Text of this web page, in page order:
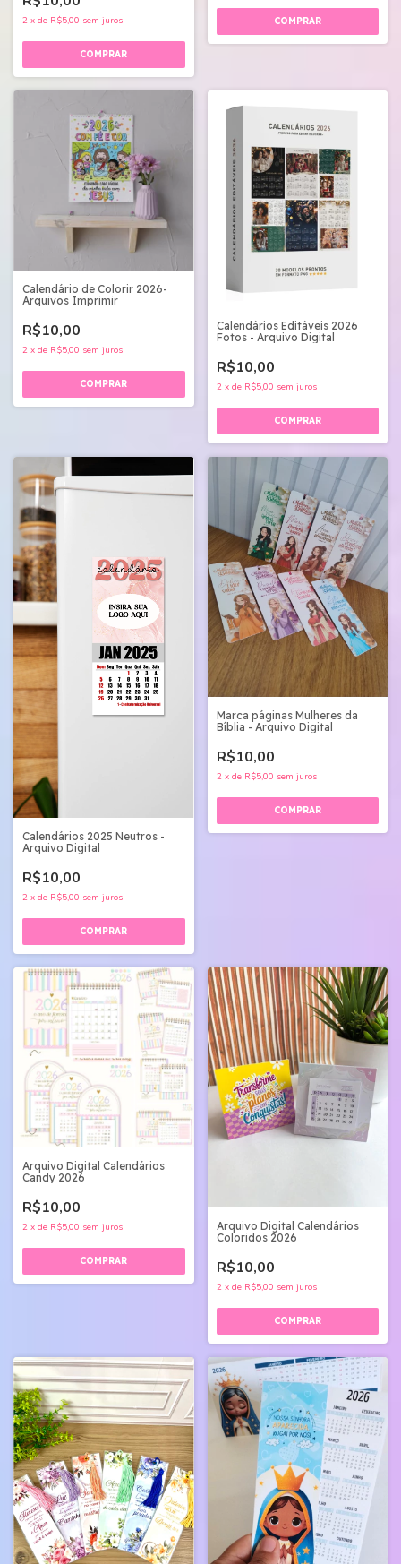
2 x de R$5,00 sem juros
Calendário de Colorir 2026-
Arquivos Imprimir
R$10,00
2 x de R$5,00 sem juros
Calendários Editáveis 2026
Fotos - Arquivo Digital
R$10,00
2 x de R$5,00 sem juros
Calendários 2025 Neutros -
Arquivo Digital
R$10,00
2 x de R$5,00 sem juros
Marca páginas Mulheres da
Bíblia - Arquivo Digital
R$10,00
2 x de R$5,00 sem juros
Arquivo Digital Calendários
Candy 2026
R$10,00
2 x de R$5,00 sem juros
Arquivo Digital Calendários
Coloridos 2026
R$10,00
2 x de R$5,00 sem juros